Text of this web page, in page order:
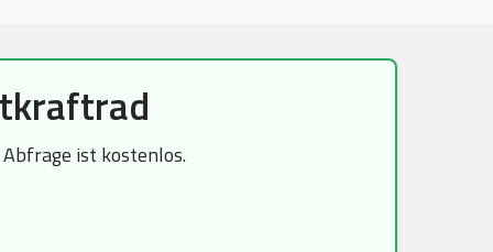
ist kostenlos.